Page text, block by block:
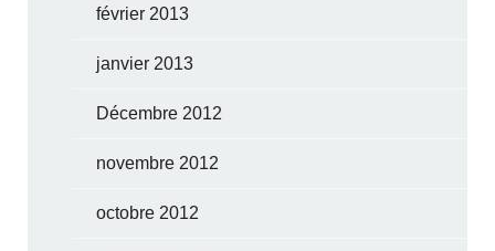
février 2013
janvier 2013
Décembre 2012
novembre 2012
octobre 2012